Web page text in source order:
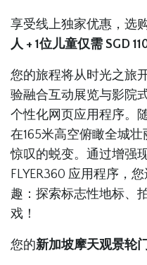
享受线上独家优惠，选
人 + 1位儿童仅需 SGD
您的旅程将从时光之旅
验融合互动展览与影院
个性化网页应用程序。
在165米高空俯瞰全城
惊叹的蜕变。通过增强
FLYER360 应用程序，
趣：探索标志性地标、
戏！
您的新加坡摩天观景轮